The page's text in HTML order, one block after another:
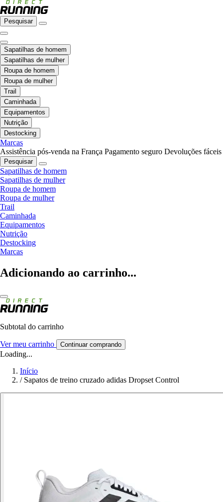
Pesquisar
Sapatilhas de homem
Sapatilhas de mulher
Roupa de homem
Roupa de mulher
Trail
Caminhada
Equipamentos
Nutrição
Destocking
Marcas
Assistência pós-venda na França Pagamento seguro Devoluções fáceis
Pesquisar
Sapatilhas de homem
Sapatilhas de mulher
Roupa de homem
Roupa de mulher
Trail
Caminhada
Equipamentos
Nutrição
Destocking
Marcas
Adicionando ao carrinho...
Subtotal do carrinho
Ver meu carrinho Continuar comprando
Loading...
Início
/ Sapatos de treino cruzado adidas Dropset Control